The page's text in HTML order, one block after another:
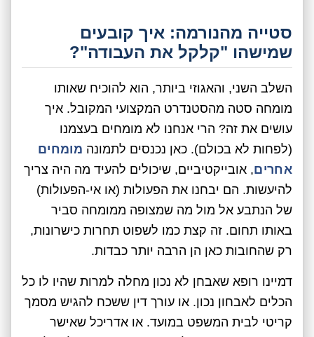
סטייה מהנורמה: איך קובעים
שמישהו "קלקל את העבודה"?
השלב השני, והאגוזי ביותר, הוא להוכיח שאותו
מומחה סטה מהסטנדרט המקצועי המקובל. איך
עושים את זה? הרי אנחנו לא מומחים בעצמנו
(לפחות לא בכולם). כאן נכנסים לתמונה מומחים
אחרים, אובייקטיביים, שיכולים להעיד מה היה צריך
להיעשות. הם יבחנו את הפעולות (או אי-הפעולות)
של הנתבע אל מול מה שמצופה ממומחה סביר
באותו תחום. זה קצת כמו לשפוט תחרות כישרונות,
רק שהחובות כאן הן הרבה יותר כבדות.
דמיינו רופא שאבחן לא נכון מחלה למרות שהיו לו כל
הכלים לאבחון נכון. או עורך דין ששכח להגיש מסמך
קריטי לבית המשפט במועד. או אדריכל שאישר